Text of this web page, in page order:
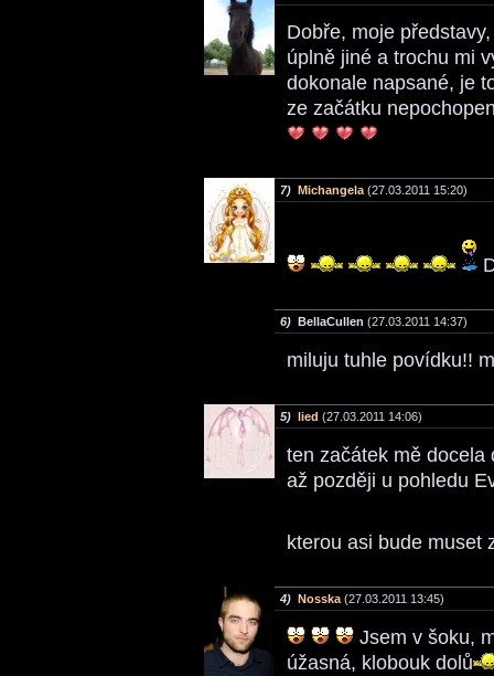
Dobře, moje
úplně jiné a trochu mi
dokonale napsané, je
ze začátku
7) Michangela (27.03.2011 15:20)
6) BellaCullen (27.03.2011 14:37)
miluju tuhle povídku!!
5) lied (27.03.2011 14:06)
ten začátek mě docela
až později u pohledu
kterou asi bude muset
4) Nosska (27.03.2011 13:45)
Jsem v šoku,
úžasná, klobouk dolů